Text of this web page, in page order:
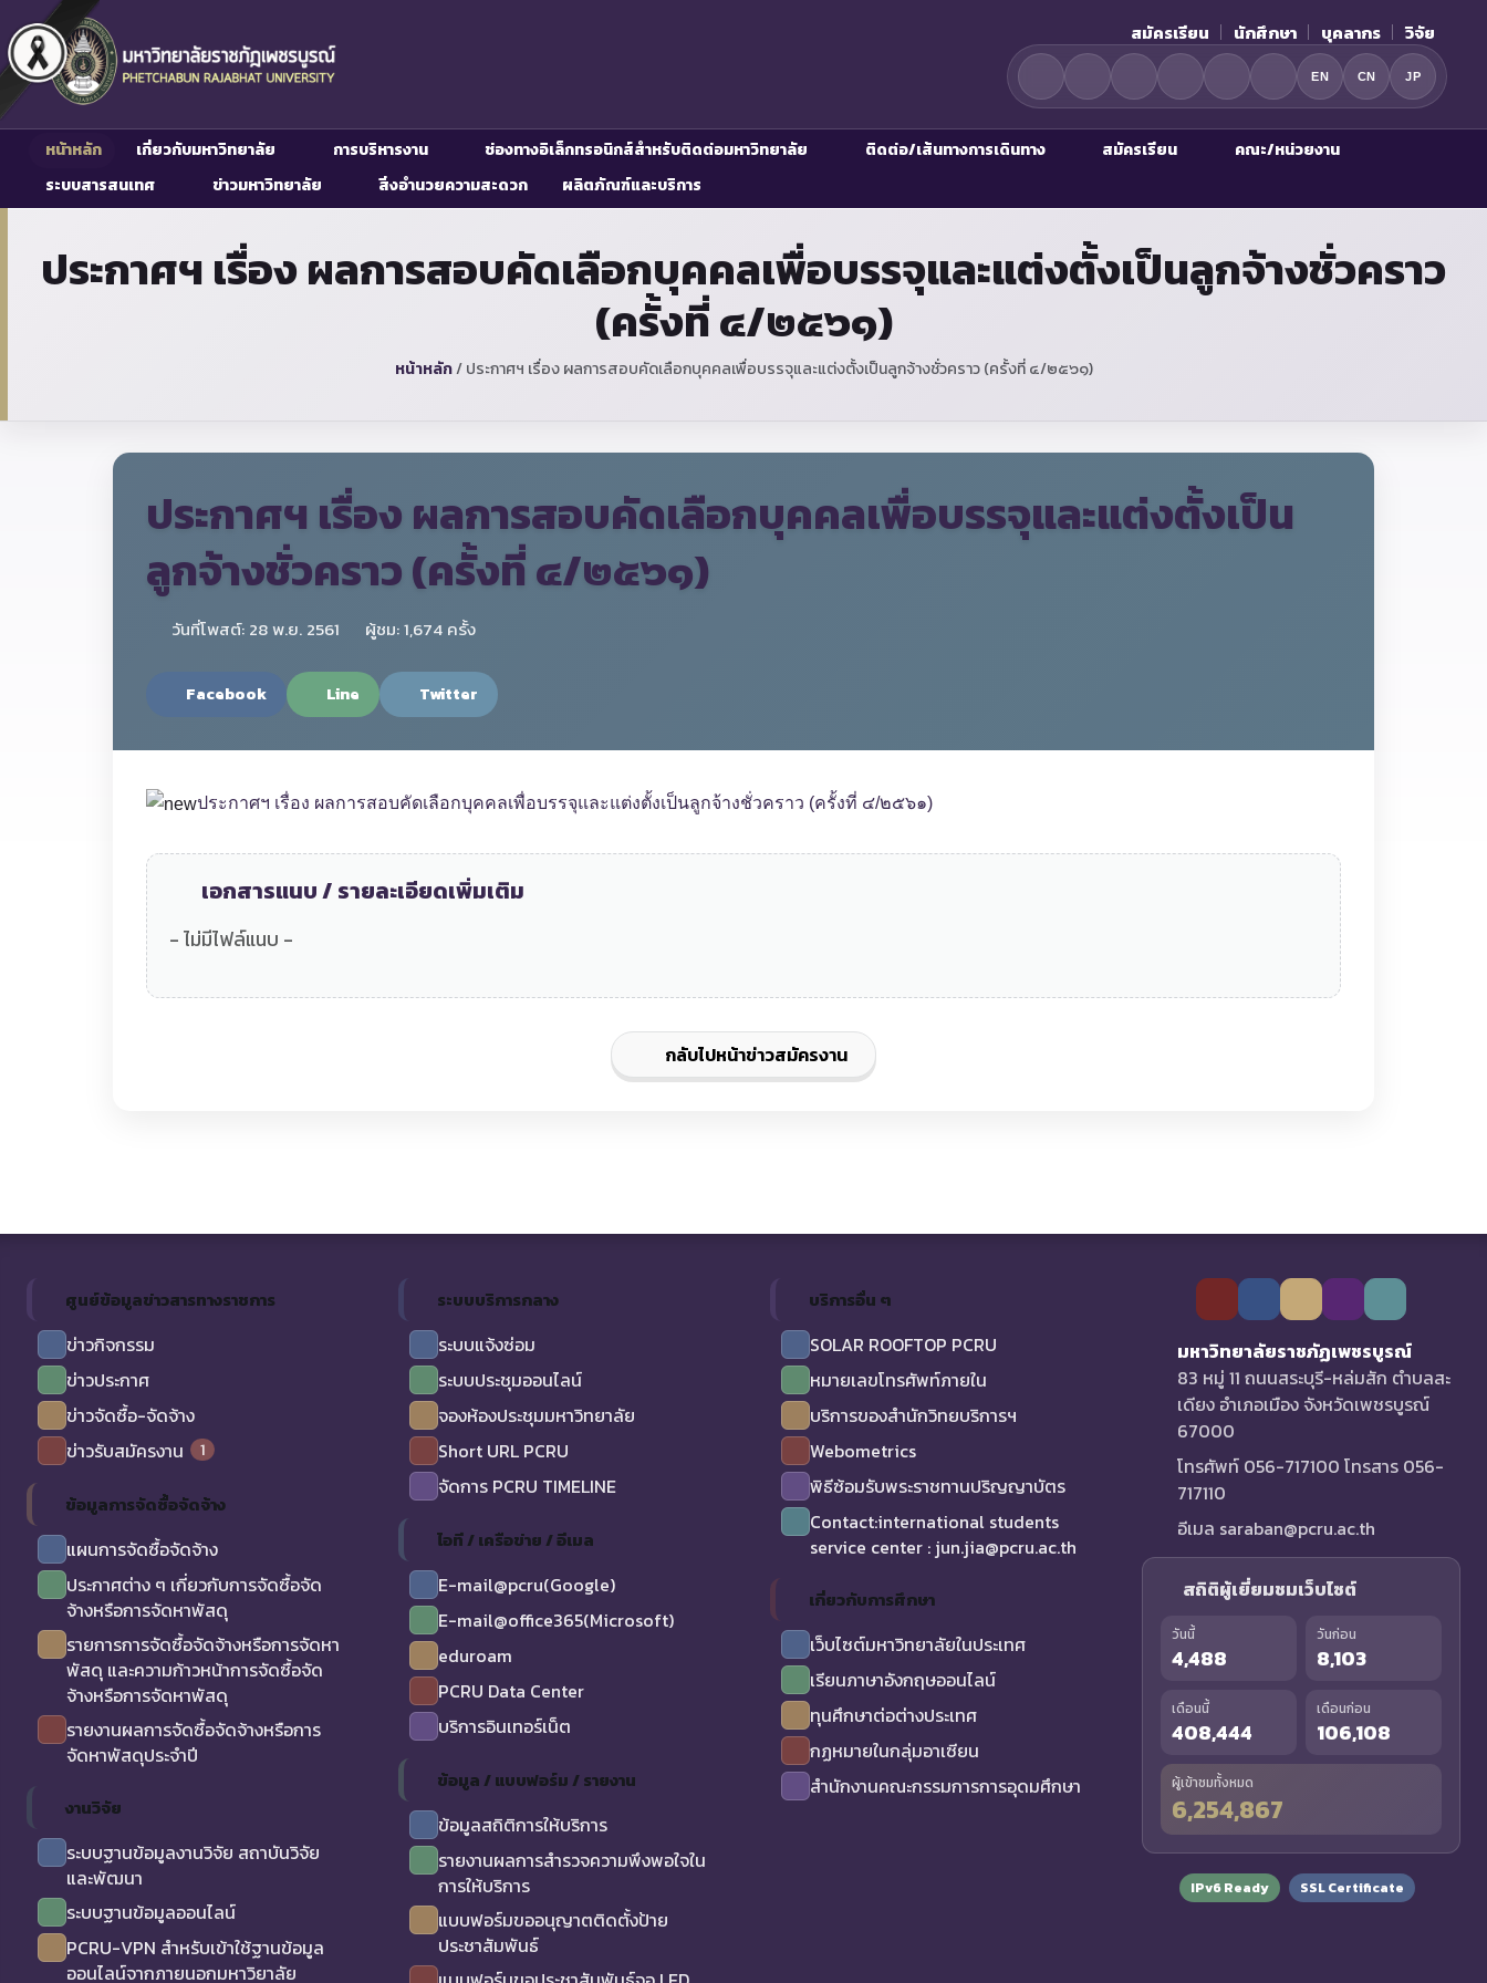
สมัครเรียน นักศึกษา บุคลากร วิจัย
EN CN JP
หน้าหลัก เกี่ยวกับมหาวิทยาลัย การบริหารงาน ช่องทางอิเล็กทรอนิกส์สำหรับติดต่อมหาวิทยาลัย ติดต่อ/เส้นทางการเดินทาง สมัครเรียน
คณะ/หน่วยงาน
ระบบสารสนเทศ
ข่าวมหาวิทยาลัย สิ่งอำนวยความสะดวก ผลิตภัณฑ์และบริการ
ประกาศฯ เรื่อง ผลการสอบคัดเลือกบุคคลเพื่อบรรจุและแต่งตั้งเป็นลูกจ้างชั่วคราว
(ครั้งที่ ๔/๒๕๖๑)
หน้าหลัก/ ประกาศฯ เรื่อง ผลการสอบคัดเลือกบุคคลเพื่อบรรจุและแต่งตั้งเป็นลูกจ้างชั่วคราว (ครั้งที่ ๔/๒๕๖๑)
ประกาศฯ เรื่อง ผลการสอบคัดเลือกบุคคลเพื่อบรรจุและแต่งตั้งเป็น
ลูกจ้างชั่วคราว (ครั้งที่ ๔/๒๕๖๑)
วันที่โพสต์: 28 พ.ย. 2561 ผู้ชม: 1,674 ครั้ง
Facebook Line Twitter
ประกาศฯ เรื่อง ผลการสอบคัดเลือกบุคคลเพื่อบรรจุและแต่งตั้งเป็นลูกจ้างชั่วคราว (ครั้งที่ ๔/๒๕๖๑)
เอกสารแนบ / รายละเอียดเพิ่มเติม
- ไม่มีไฟล์แนบ -
กลับไปหน้าข่าวสมัครงาน
ศูนย์ข้อมูลข่าวสารทางราชการ
ข่าวกิจกรรม
ข่าวประกาศ
ข่าวจัดซื้อ-จัดจ้าง
ข่าวรับสมัครงาน
1
ข้อมูลการจัดซื้อจัดจ้าง
แผนการจัดซื้อจัดจ้าง
ประกาศต่าง ๆ เกี่ยวกับการจัดซื้อจัด
จ้างหรือการจัดหาพัสดุ
รายการการจัดซื้อจัดจ้างหรือการจัดหา
พัสดุ และความก้าวหน้าการจัดซื้อจัด
จ้างหรือการจัดหาพัสดุ
รายงานผลการจัดซื้อจัดจ้างหรือการ
จัดหาพัสดุประจำปี
งานวิจัย
ระบบฐานข้อมูลงานวิจัย สถาบันวิจัย
และพัฒนา
ระบบฐานข้อมูลออนไลน์
PCRU-VPN สำหรับเข้าใช้ฐานข้อมูล
ออนไลน์จากภายนอกมหาวิยาลัย
ระบบบริการกลาง
ระบบแจ้งซ่อม
ระบบประชุมออนไลน์
จองห้องประชุมมหาวิทยาลัย
Short URL PCRU
จัดการ PCRU TIMELINE
ไอที / เครือข่าย / อีเมล
E-mail@pcru(Google)
E-mail@office365(Microsoft)
eduroam
PCRU Data Center
บริการอินเทอร์เน็ต
ข้อมูล / แบบฟอร์ม / รายงาน
ข้อมูลสถิติการให้บริการ
รายงานผลการสำรวจความพึงพอใจใน
การให้บริการ
แบบฟอร์มขออนุญาตติดตั้งป้าย
ประชาสัมพันธ์
บริการอื่น ๆ
SOLAR ROOFTOP PCRU
หมายเลขโทรศัพท์ภายใน
บริการของสำนักวิทยบริการฯ
Webometrics
พิธีซ้อมรับพระราชทานปริญญาบัตร
Contact:international students
service center : jun.jia@pcru.ac.th
เกี่ยวกับการศึกษา
เว็บไซต์มหาวิทยาลัยในประเทศ
เรียนภาษาอังกฤษออนไลน์
ทุนศึกษาต่อต่างประเทศ
กฏหมายในกลุ่มอาเซียน
สำนักงานคณะกรรมการการอุดมศึกษา
มหาวิทยาลัยราชภัฏเพชรบูรณ์
83 หมู่ 11 ถนนสระบุรี-หล่มสัก ตำบลสะ
เดียง อำเภอเมือง จังหวัดเพชรบูรณ์
67000
โทรศัพท์ 056-717100 โทรสาร 056-
717110
อีเมล saraban@pcru.ac.th
สถิติผู้เยี่ยมชมเว็บไซต์
วันนี้
4,488
วันก่อน
8,103
เดือนนี้
408,444
เดือนก่อน
106,108
ผู้เข้าชมทั้งหมด
6,254,867
IPv6 Ready SSL Certificate